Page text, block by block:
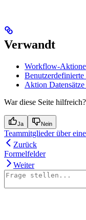
Verwandt
Workflow-
Benutzerdefinierte
Aktion Datensätze
War diese Seite hilfreich?
Ja Nein
Teammitglieder über
Zurück
Formelfelder
Weiter